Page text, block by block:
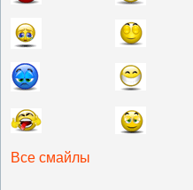
Все смайлы